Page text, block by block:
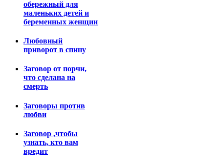
обережный для
маленьких детей и
беременных женщин
Любовный
приворот в спину
Заговор от порчи,
что сделана на
смерть
Заговоры против
любви
Заговор ,чтобы
узнать, кто вам
вредит